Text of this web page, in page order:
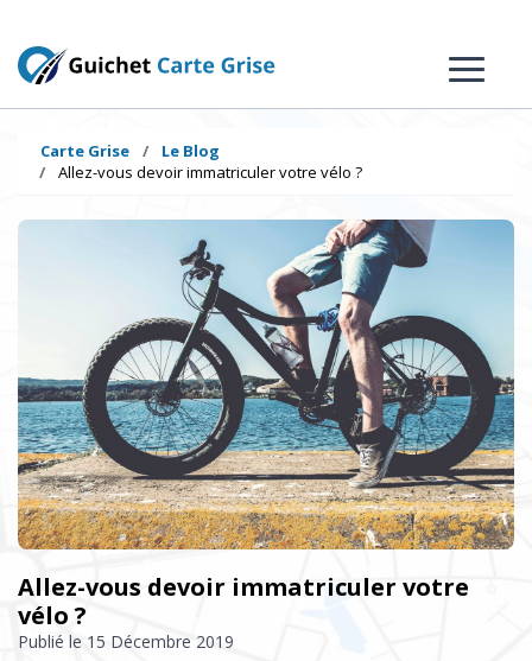
Carte Grise
Le Blog
Allez-vous devoir immatriculer votre vélo ?
Allez-vous devoir immatriculer votre
vélo ?
Publié le 15 Décembre 2019